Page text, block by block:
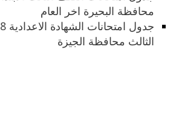
محافظة البحيرة اخر العام
الثالث محافظة الجيزة